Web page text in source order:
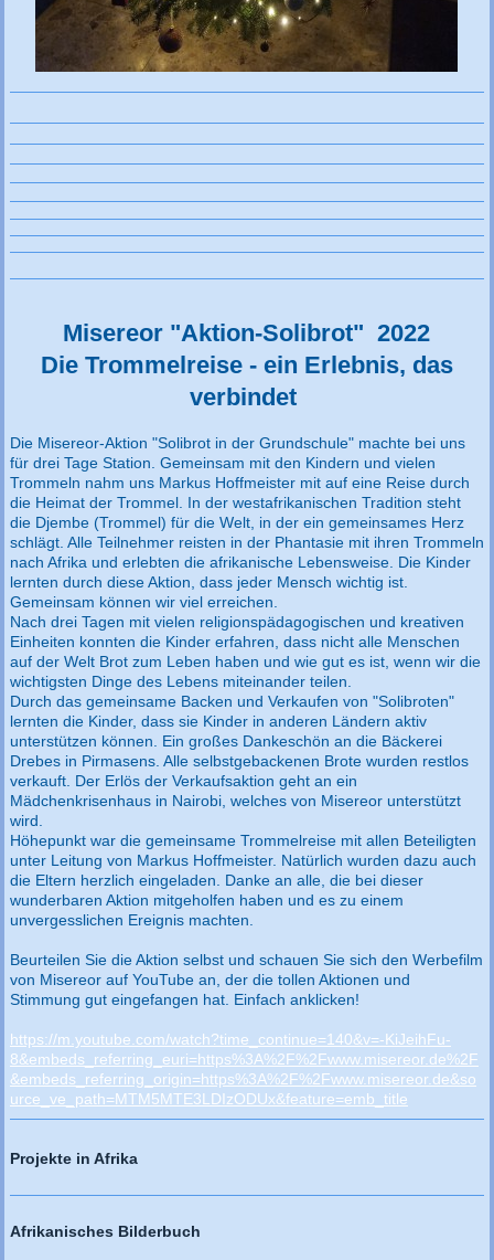
Misereor "Aktion-Solibrot" 2022
Die Trommelreise - ein Erlebnis, das
verbindet
Die Misereor-Aktion "Solibrot in der Grundschule" machte bei uns
für drei Tage Station. Gemeinsam mit den Kindern und vielen
Trommeln nahm uns Markus Hoffmeister mit auf eine Reise durch
die Heimat der Trommel. In der westafrikanischen Tradition steht
die Djembe (Trommel) für die Welt, in der ein gemeinsames Herz
schlägt. Alle Teilnehmer reisten in der Phantasie mit ihren Trommeln
nach Afrika und erlebten die afrikanische Lebensweise. Die Kinder
lernten durch diese Aktion, dass jeder Mensch wichtig ist.
Gemeinsam können wir viel erreichen.
Nach drei Tagen mit vielen religionspädagogischen und kreativen
Einheiten konnten die Kinder erfahren, dass nicht alle Menschen
auf der Welt Brot zum Leben haben und wie gut es ist, wenn wir die
wichtigsten Dinge des Lebens miteinander teilen.
Durch das gemeinsame Backen und Verkaufen von "Solibroten"
lernten die Kinder, dass sie Kinder in anderen Ländern aktiv
unterstützen können. Ein großes Dankeschön an die Bäckerei
Drebes in Pirmasens. Alle selbstgebackenen Brote wurden restlos
verkauft. Der Erlös der Verkaufsaktion geht an ein
Mädchenkrisenhaus in Nairobi, welches von Misereor unterstützt
wird.
Höhepunkt war die gemeinsame Trommelreise mit allen Beteiligten
unter Leitung von Markus Hoffmeister. Natürlich wurden dazu auch
die Eltern herzlich eingeladen. Danke an alle, die bei dieser
wunderbaren Aktion mitgeholfen haben und es zu einem
unvergesslichen Ereignis machten.
Beurteilen Sie die Aktion selbst und schauen Sie sich den Werbefilm
von Misereor auf YouTube an, der die tollen Aktionen und
Stimmung gut eingefangen hat. Einfach anklicken!
https://m.youtube.com/watch?time_continue=140&v=-KiJeihFu-
8&embeds_referring_euri=https%3A%2F%2Fwww.misereor.de%2F
&embeds_referring_origin=https%3A%2F%2Fwww.misereor.de&so
urce_ve_path=MTM5MTE3LDIzODUx&feature=emb_title
Projekte in Afrika
Afrikanisches Bilderbuch